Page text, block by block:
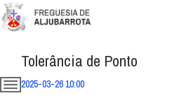
Tolerância de Ponto
2025-03-26 10:00